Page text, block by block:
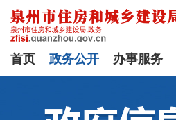
首页 政务公开 办事服务